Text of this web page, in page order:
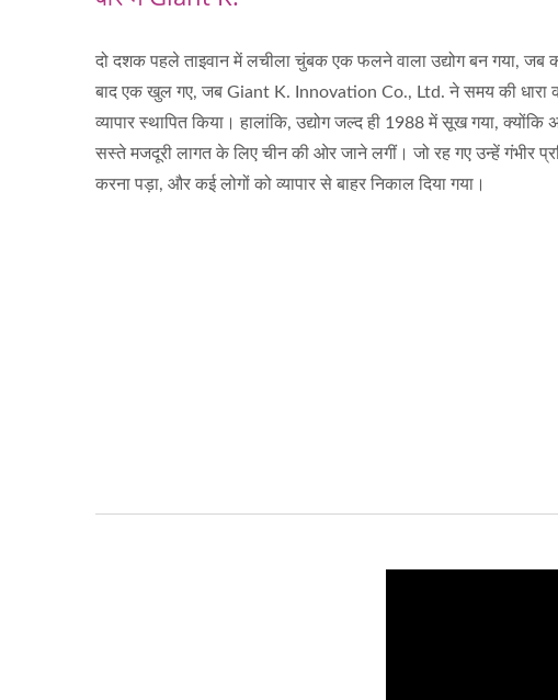
दो दशक पहले ताइवान में लचीला चुंबक एक फलने वाला उद्योग बन गया,
बाद एक खुल गए, जब Giant K. Innovation Co., Ltd. ने समय की धारा
व्यापार स्थापित किया। हालांकि, उद्योग जल्द ही 1988 में सूख गया, क्योंकि
सस्ते मजदूरी लागत के लिए चीन की ओर जाने लगीं। जो रह गए उन्हें गंभीर
करना पड़ा, और कई लोगों को व्यापार से बाहर निकाल दिया गया।